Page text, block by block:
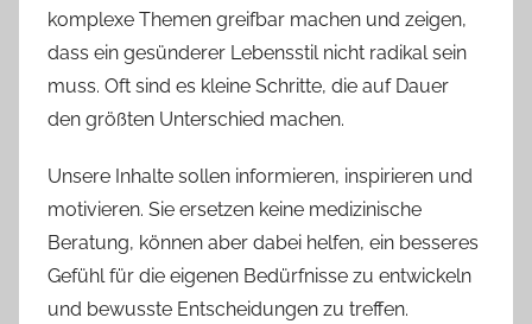
komplexe Themen greifbar machen und zeigen,
dass ein gesünderer Lebensstil nicht radikal sein
muss. Oft sind es kleine Schritte, die auf Dauer
den größten Unterschied machen.
Unsere Inhalte sollen informieren, inspirieren und
motivieren. Sie ersetzen keine medizinische
Beratung, können aber dabei helfen, ein besseres
Gefühl für die eigenen Bedürfnisse zu entwickeln
und bewusste Entscheidungen zu treffen.